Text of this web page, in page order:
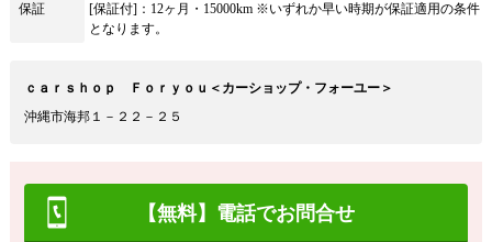
保証
[保証付]：12ヶ月・15000km ※いずれか早い時期が保証適用の条件
となります。
ｃａｒｓｈｏｐ Ｆｏｒｙｏｕ＜カーショップ・フォーユー＞
沖縄市海邦１－２２－２５
【無料】電話でお問合せ